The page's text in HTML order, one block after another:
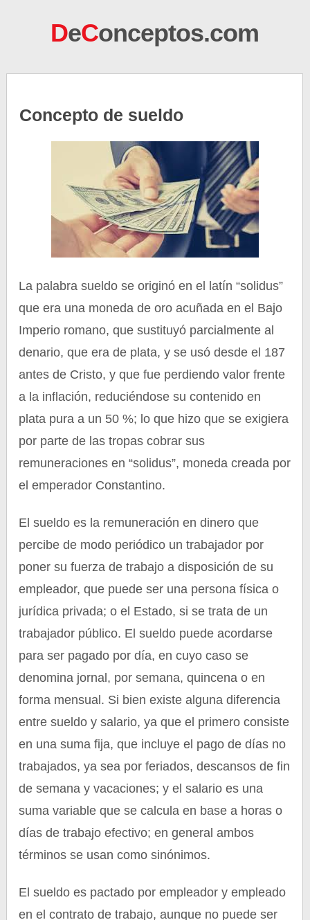
DeConceptos.com
Concepto de sueldo
La palabra sueldo se originó en el latín “solidus”
que era una moneda de oro acuñada en el Bajo
Imperio romano, que sustituyó parcialmente al
denario, que era de plata, y se usó desde el 187
antes de Cristo, y que fue perdiendo valor frente
a la inflación, reduciéndose su contenido en
plata pura a un 50 %; lo que hizo que se exigiera
por parte de las tropas cobrar sus
remuneraciones en “solidus”, moneda creada por
el emperador Constantino.
El sueldo es la remuneración en dinero que
percibe de modo periódico un trabajador por
poner su fuerza de trabajo a disposición de su
empleador, que puede ser una persona física o
jurídica privada; o el Estado, si se trata de un
trabajador público. El sueldo puede acordarse
para ser pagado por día, en cuyo caso se
denomina jornal, por semana, quincena o en
forma mensual. Si bien existe alguna diferencia
entre sueldo y salario, ya que el primero consiste
en una suma fija, que incluye el pago de días no
trabajados, ya sea por feriados, descansos de fin
de semana y vacaciones; y el salario es una
suma variable que se calcula en base a horas o
días de trabajo efectivo; en general ambos
términos se usan como sinónimos.
El sueldo es pactado por empleador y empleado
en el contrato de trabajo, aunque no puede ser